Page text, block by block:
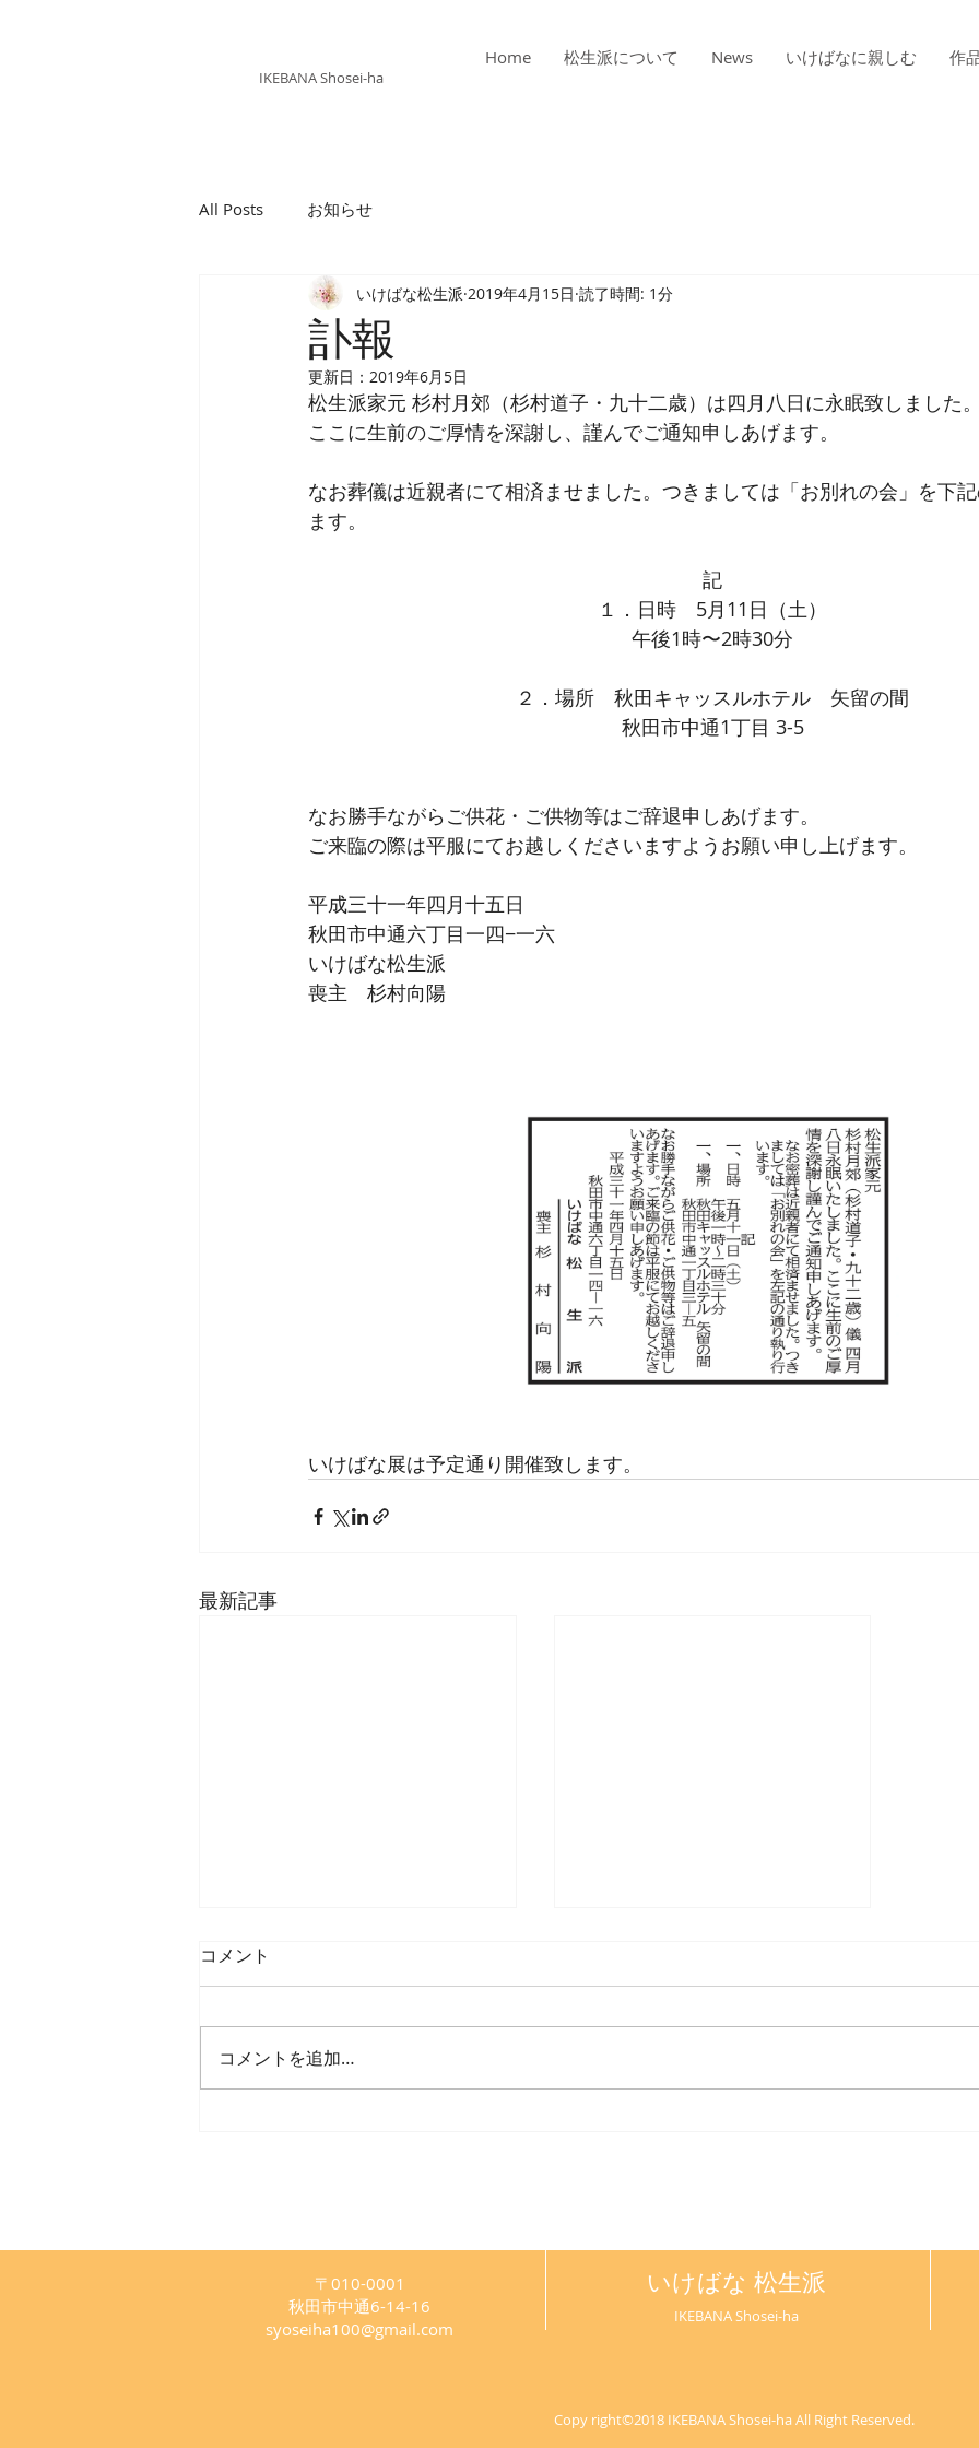
IKEBANA Shosei-ha
Home 松生派について News いけばなに親しむ 作
All Posts お知らせ
訃報
いけばな松生派 2019年4月15日 読了時間: 1分
更新日： 2019年6月5日
松生派家元 杉村月郊（杉村道子・九十二歳）は四月八日に永眠致しました。
ここに生前のご厚情を深謝し、謹んでご通知申しあげます。
なお葬儀は近親者にて相済ませました。つきましては「お別れの会」を下
ます。
記
１．日時　5月11日（土）
午後1時〜2時30分
２．場所　秋田キャッスルホテル　矢留の間
秋田市中通1丁目 3-5
なお勝手ながらご供花・ご供物等はご辞退申しあげます。
ご来臨の際は平服にてお越しくださいますようお願い申し上げます。
平成三十一年四月十五日
秋田市中通六丁目一四−一六
いけばな松生派
喪主　杉村向陽
いけばな展は予定通り開催致します。
最新記事
コメント
コメントを追加…
〒010-0001
秋田市中通6-14-16
syoseiha100@gmail.com
いけばな 松生派
IKEBANA Shosei-ha
Copy right©2018 IKEBANA Shosei-ha All Right Reserved.